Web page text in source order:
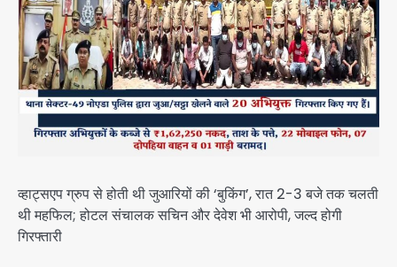
व्हाट्सएप ग्रुप से होती थी जुआरियों की ‘बुकिंग’, रात 2-3 बजे तक चलती
थी महफिल; होटल संचालक सचिन और देवेश भी आरोपी, जल्द होगी
गिरफ्तारी